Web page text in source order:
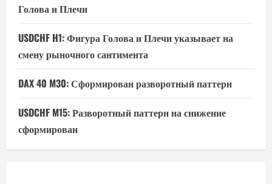
Голова и Плечи
USDCHF H1: Фигура Голова и Плечи указывает на
смену рыночного сантимента
DAX 40 M30: Сформирован разворотный паттерн
USDCHF M15: Разворотный паттерн на снижение
сформирован